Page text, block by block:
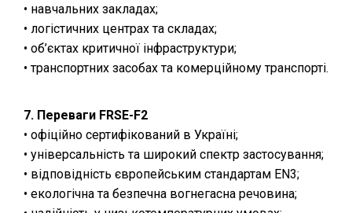
• навчальних закладах;
• логістичних центрах та складах;
• об’єктах критичної інфраструктури;
• транспортних засобах та комерційному транспорті.
7. Переваги FRSE-F2
• офіційно сертифікований в Україні;
• універсальність та широкий спектр застосування;
• відповідність європейським стандартам EN3;
• екологічна та безпечна вогнегасна речовина;